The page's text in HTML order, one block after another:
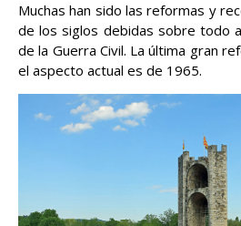
Muchas han sido las reformas y
de los siglos debidas sobre todo
de la Guerra Civil. La última gran
el aspecto actual es de 1965.